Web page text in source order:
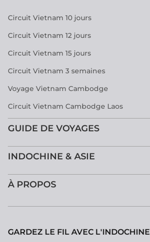
Circuit Vietnam 10 jours
Circuit Vietnam 12 jours
Circuit Vietnam 15 jours
Circuit Vietnam 3 semaines
Voyage Vietnam Cambodge
Circuit Vietnam Cambodge Laos
GUIDE DE VOYAGES
INDOCHINE & ASIE
À PROPOS
GARDEZ LE FIL AVEC L'INDOCHINE